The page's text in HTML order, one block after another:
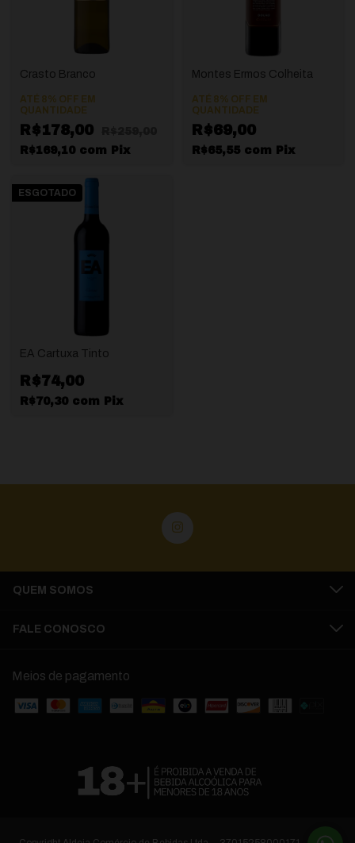
Crasto Branco
ATÉ 8% OFF EM
QUANTIDADE
R$178,00
R$169,10 com Pix
Montes Ermos Colheita
ATÉ 8% OFF EM
QUANTIDADE
R$69,00
R$65,55 com Pix
ESGOTADO
EA Cartuxa Tinto
R$74,00
R$70,30 com Pix
QUEM SOMOS
FALE CONOSCO
Meios de pagamento